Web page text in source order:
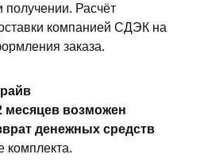
получении. Расчёт
компанией СДЭК на
заказа.
месяцев возможен
денежных средств
комплекта.